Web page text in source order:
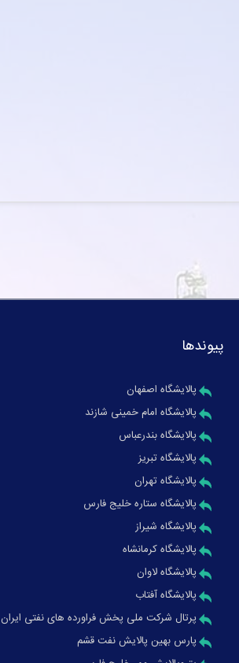
پیوندها
پالایشگاه اصفهان
پالایشگاه امام خمینی شازند
پالایشگاه بندرعباس
پالایشگاه تبریز
پالایشگاه تهران
پالایشگاه ستاره خلیج فارس
پالایشگاه شیراز
پالایشگاه کرمانشاه
پالایشگاه لاوان
پالایشگاه آفتاب
پرتال شرکت ملی پخش فراورده های نفتی ایران
پارس بهین پالایش نفت قشم